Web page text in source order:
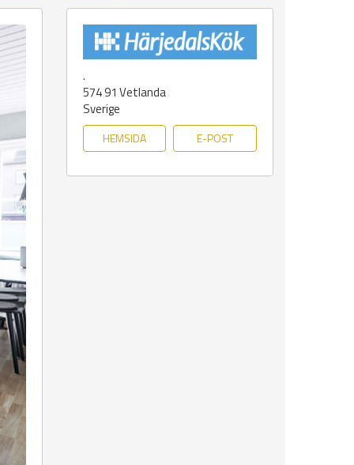
.
574 91 Vetlanda
Sverige
HEMSIDA E-POST